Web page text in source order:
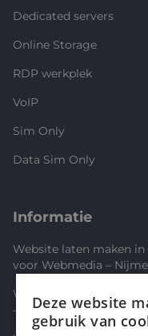
Dedicated servers
Online Storage
RDP werkplek
VoIP
Sim Only
Data Sim Only
Informatie
Website laten maken
voor Webmedia –
Website laten maken
– Nijmegen B.V. bouwt
Deze website
gebruik van